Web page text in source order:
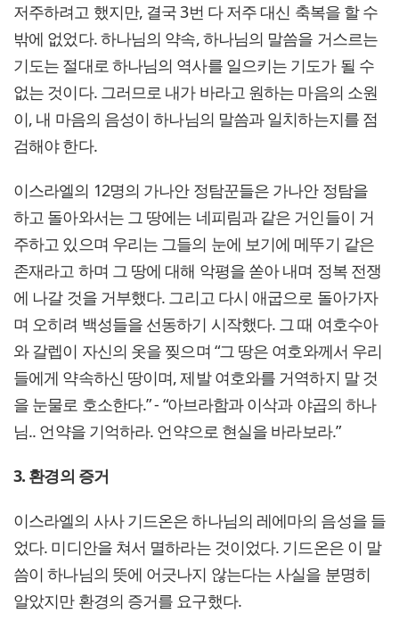
저주하려고 했지만, 결국 3번 다 저주 대신 축복을 할 수
밖에 없었다. 하나님의 약속, 하나님의 말씀을 거스르는
기도는 절대로 하나님의 역사를 일으키는 기도가 될 수
없는 것이다. 그러므로 내가 바라고 원하는 마음의 소원
이, 내 마음의 음성이 하나님의 말씀과 일치하는지를 점
검해야 한다.
이스라엘의 12명의 가나안 정탐꾼들은 가나안 정탐을
하고 돌아와서는 그 땅에는 네피림과 같은 거인들이 거
주하고 있으며 우리는 그들의 눈에 보기에 메뚜기 같은
존재라고 하며 그 땅에 대해 악평을 쏟아 내며 정복 전쟁
에 나갈 것을 거부했다. 그리고 다시 애굽으로 돌아가자
며 오히려 백성들을 선동하기 시작했다. 그 때 여호수아
와 갈렙이 자신의 옷을 찢으며 “그 땅은 여호와께서 우리
들에게 약속하신 땅이며, 제발 여호와를 거역하지 말 것
을 눈물로 호소한다.” - “아브라함과 이삭과 야곱의 하나
님.. 언약을 기억하라. 언약으로 현실을 바라보라.”
3. 환경의 증거
이스라엘의 사사 기드온은 하나님의 레에마의 음성을 들
었다. 미디안을 쳐서 멸하라는 것이었다. 기드온은 이 말
씀이 하나님의 뜻에 어긋나지 않는다는 사실을 분명히
알았지만 환경의 증거를 요구했다.